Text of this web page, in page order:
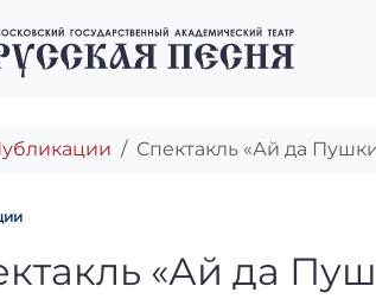
Спектакль «Ай да
«Ай
«Ай да